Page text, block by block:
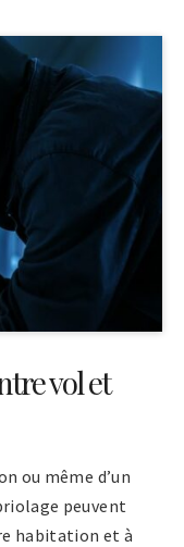
vol et
ou même d’un
peuvent
habitation et à